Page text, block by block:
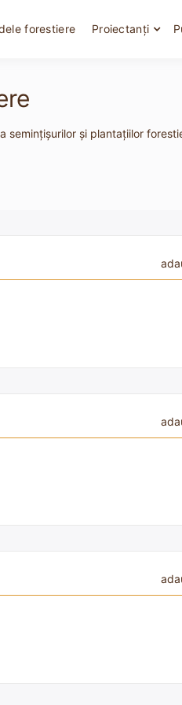
forestiere Proiectanți
seminţişurilor şi plantaţiilor